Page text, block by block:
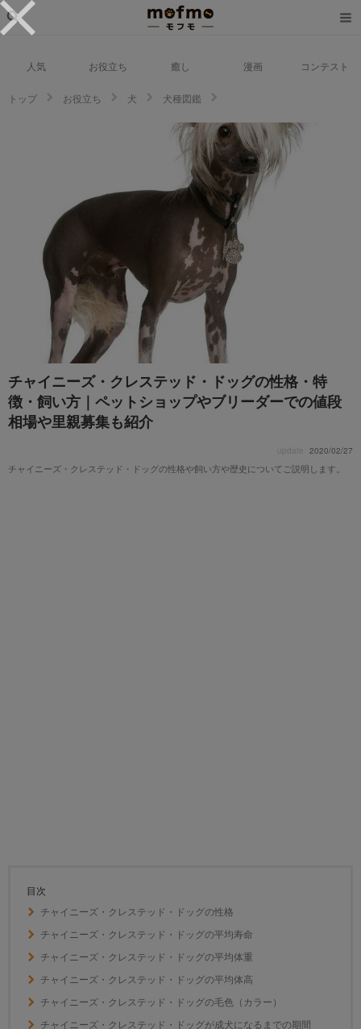
人気 お役立ち 癒し 漫画 コンテスト
トップ お役立ち 犬
犬種図鑑
プやブリーダーでの値段相場や里親募集も紹介
チャイニーズ・クレステッド・ドッグの性格・特
徴・飼い方｜ペットショップやブリーダーでの値段
相場や里親募集も紹介
update 2020/02/27
チャイニーズ・クレステッド・ドッグの性格や飼い方や歴史についてご説明します。
目次
チャイニーズ・クレステッド・ドッグの性格
チャイニーズ・クレステッド・ドッグの平均寿命
チャイニーズ・クレステッド・ドッグの平均体重
チャイニーズ・クレステッド・ドッグの平均体高
チャイニーズ・クレステッド・ドッグの毛色（カラー）
チャイニーズ・クレステッド・ドッグが成犬になるまでの期間